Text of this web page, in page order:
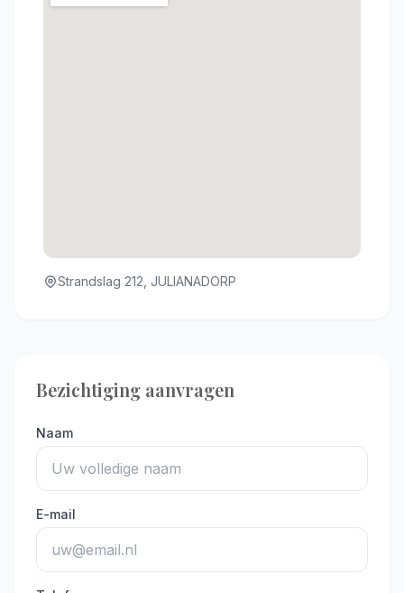
Strandslag 212, JULIANADORP
Bezichtiging aanvragen
Naam
E-mail